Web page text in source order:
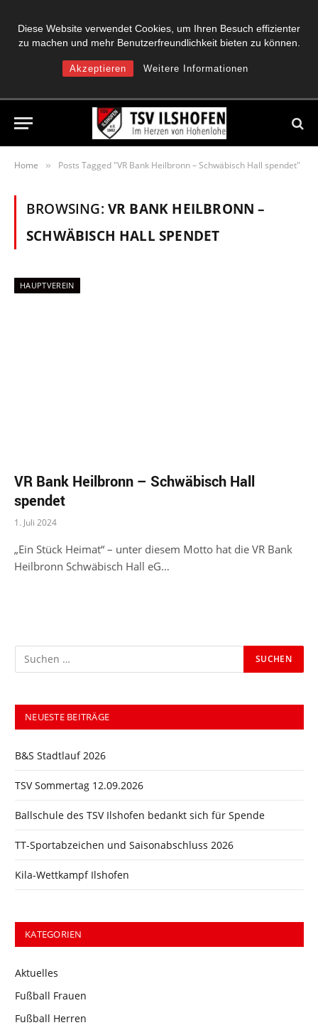
Diese Website verwendet Cookies, um Ihren Besuch effizienter
zu machen und mehr Benutzerfreundlichkeit bieten zu können.
Akzeptieren Weitere Informationen
Home » Posts Tagged "VR Bank Heilbronn – Schwäbisch Hall spendet"
BROWSING: VR BANK HEILBRONN –
SCHWÄBISCH HALL SPENDET
HAUPTVEREIN
VR Bank Heilbronn – Schwäbisch Hall
spendet
1. Juli 2024
„Ein Stück Heimat“ – unter diesem Motto hat die VR Bank
Heilbronn Schwäbisch Hall eG…
NEUESTE BEITRÄGE
B&S Stadtlauf 2026
TSV Sommertag 12.09.2026
Ballschule des TSV Ilshofen bedankt sich für Spende
TT-Sportabzeichen und Saisonabschluss 2026
Kila-Wettkampf Ilshofen
KATEGORIEN
Aktuelles
Fußball Frauen
Fußball Herren